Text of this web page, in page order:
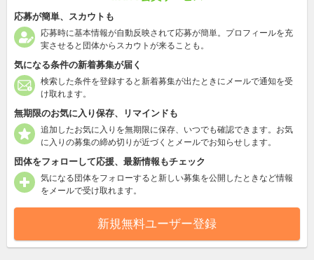
応募が簡単、スカウトも
応募時に基本情報が自動反映されて応募が簡単。プロフィールを充
実させると団体からスカウトが来ることも。
気になる条件の新着募集が届く
検索した条件を登録すると新着募集が出たときにメールで通知を受
け取れます。
無期限のお気に入り保存、リマインドも
追加したお気に入りを無期限に保存、いつでも確認できます。お気
に入りの募集の締め切りが近づくとメールでお知らせします。
団体をフォローして応援、最新情報もチェック
気になる団体をフォローすると新しい募集を公開したときなど情報
をメールで受け取れます。
新規無料ユーザー登録